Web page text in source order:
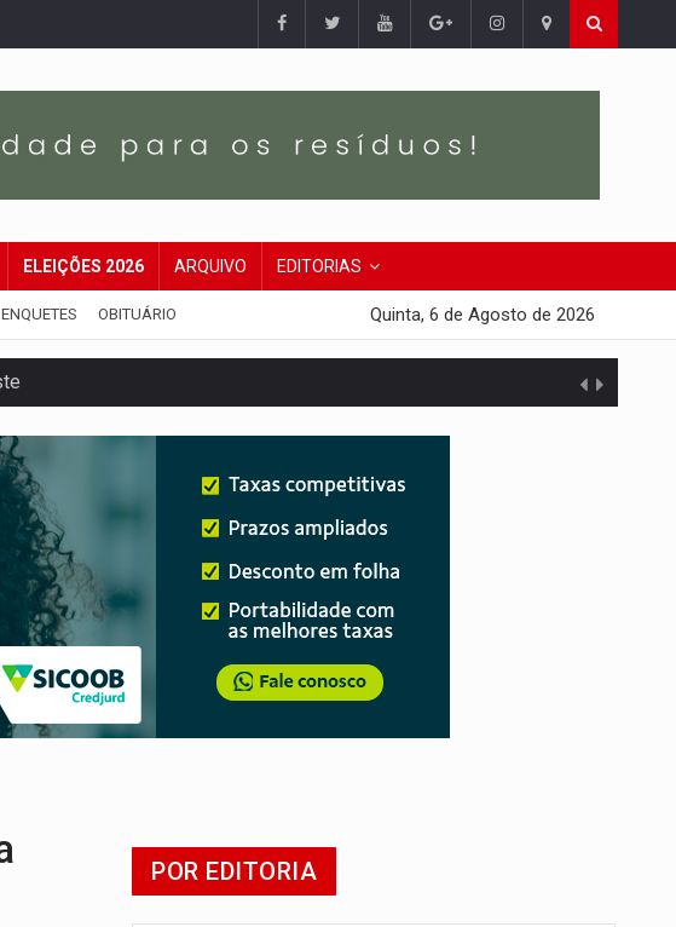
ELEIÇÕES 2026 ARQUIVO EDITORIAS
ENQUETES OBITUÁRIO Quinta, 6 de Agosto de 2026
POR EDITORIA